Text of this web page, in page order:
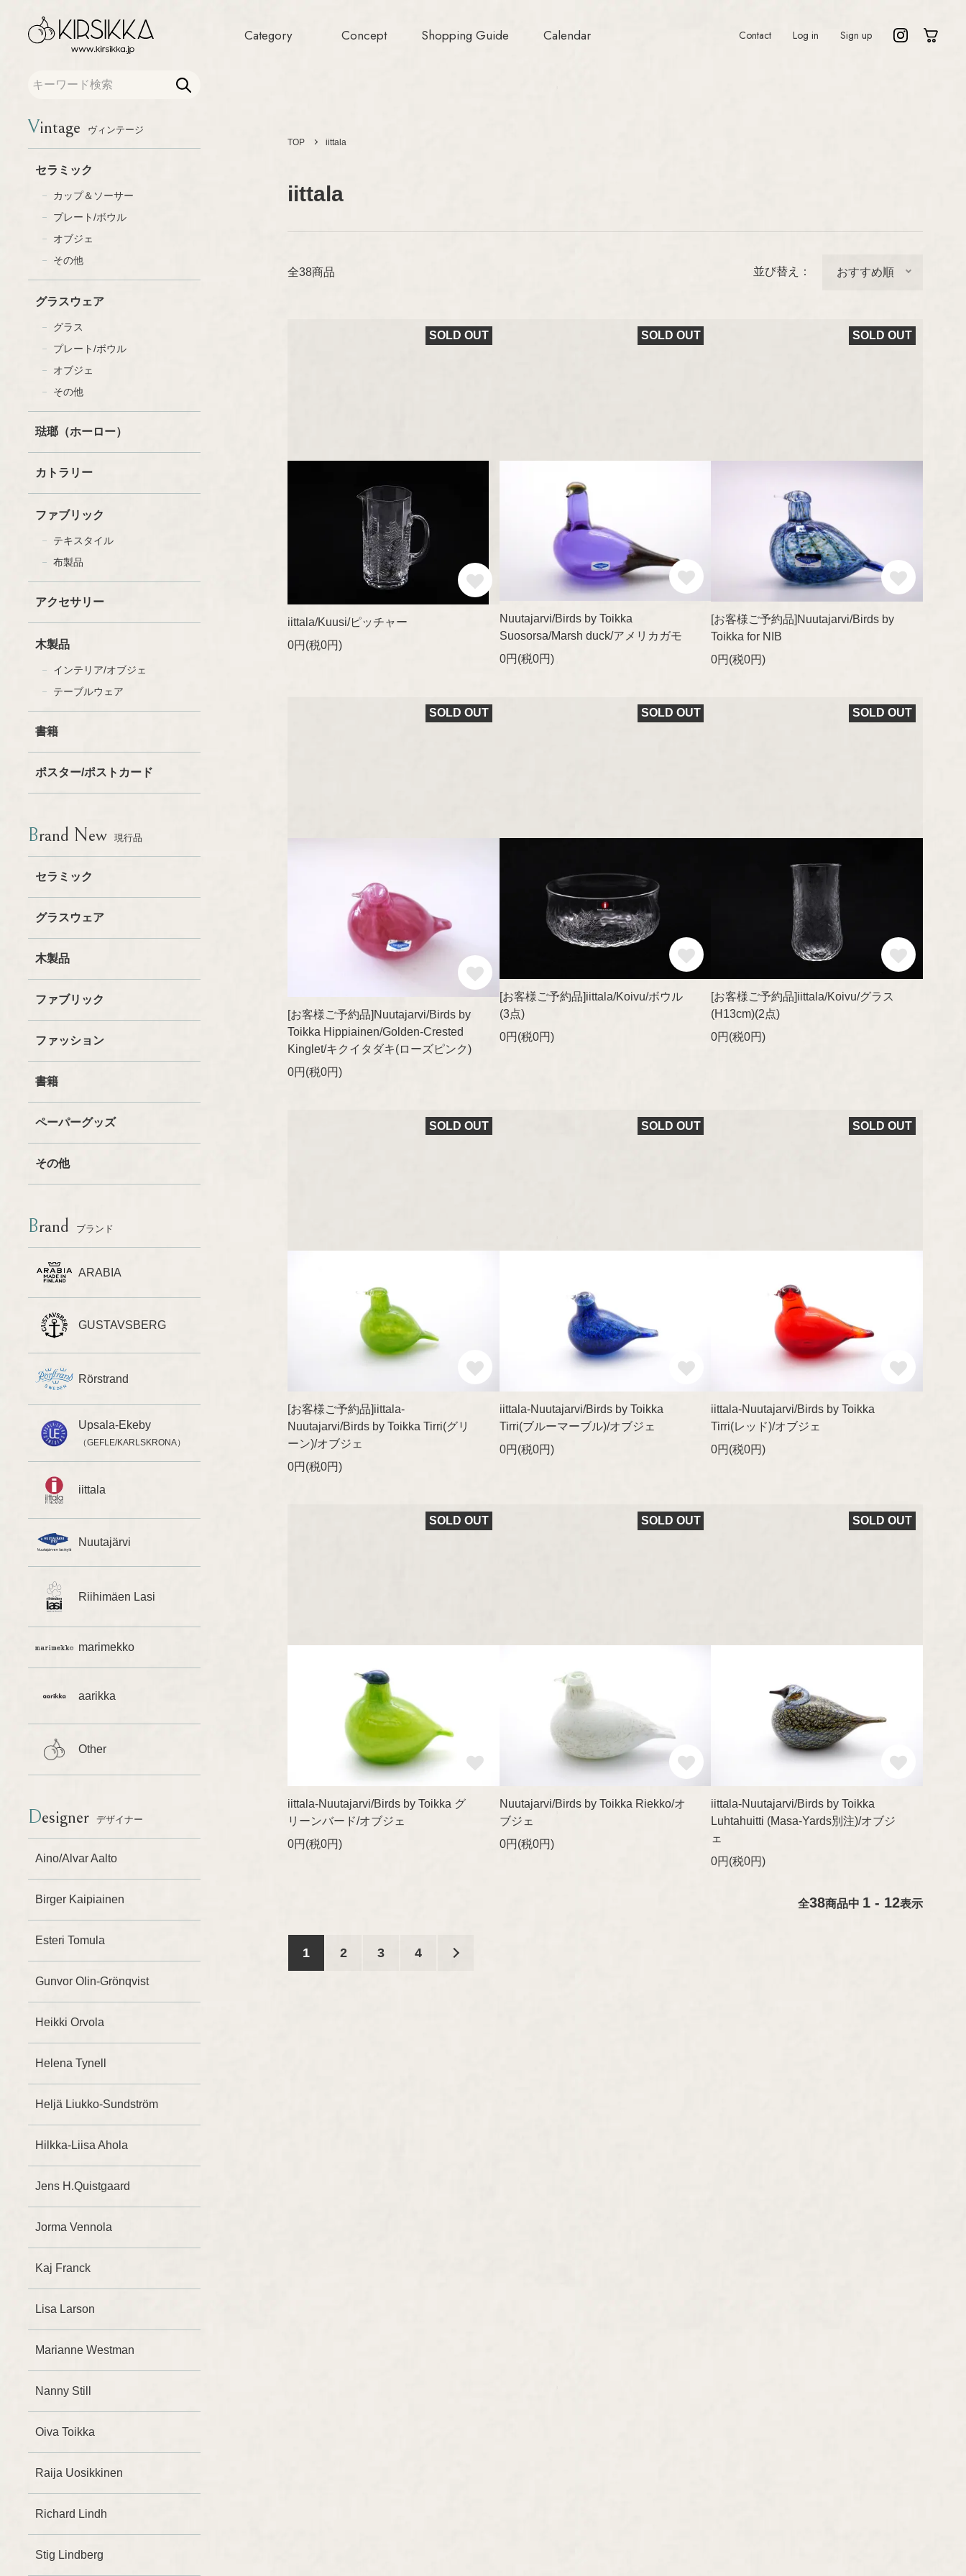
Category
カップ＆ソーサー
プレート/ボウル
オブジェ
グラス
プレート/ボウル
オブジェ
琺瑯（ホーロー）
テーブルウェア
セラミック
グラスウェア
木製品
（GEFLE/
marimekko
Sylvia Leuchovius
Concept Shopping Guide Calendar Contact Log in Sign up
Vintage ヴィンテージ
セラミック
カップ＆ソーサー
プレート/ボウル
オブジェ
その他
グラスウェア
グラス
プレート/ボウル
オブジェ
その他
琺瑯（ホーロー）
カトラリー
ファブリック
テキスタイル
布製品
アクセサリー
木製品
インテリア/オブジェ
テーブルウェア
書籍
ポスター/ポストカード
Brand New 現行品
セラミック
グラスウェア
木製品
ファブリック
ファッション
書籍
ペーパーグッズ
その他
Brand ブランド
ARABIA
GUSTAVSBERG
Rörstrand
Upsala-Ekeby
（GEFLE/KARLSKRONA）
iittala
Nuutajärvi
Riihimäen Lasi
marimekko
aarikka
Other
Designer デザイナー
Aino/Alvar Aalto
Birger Kaipiainen
Esteri Tomula
Gunvor Olin-Grönqvist
Heikki Orvola
Helena Tynell
Heljä Liukko-Sundström
Hilkka-Liisa Ahola
Jens H.Quistgaard
Jorma Vennola
Kaj Franck
Lisa Larson
Marianne Westman
Nanny Still
Oiva Toikka
Raija Uosikkinen
Richard Lindh
Stig Lindberg
TOP iittala
iittala
全38商品 並び替え：
SOLD OUT
iittala/Kuusi/ピッチャー
0円(税0円)
SOLD OUT
Nuutajarvi/Birds by Toikka
Suosorsa/Marsh duck/アメリカガモ
0円(税0円)
SOLD OUT
[お客様ご予約品]Nuutajarvi/Birds by
Toikka for NIB
0円(税0円)
SOLD OUT
[お客様ご予約品]Nuutajarvi/Birds by
Toikka Hippiainen/Golden-Crested
Kinglet/キクイタダキ(ローズピンク)
0円(税0円)
SOLD OUT
[お客様ご予約品]iittala/Koivu/ボウル
(3点)
0円(税0円)
SOLD OUT
[お客様ご予約品]iittala/Koivu/グラス
(H13cm)(2点)
0円(税0円)
SOLD OUT
[お客様ご予約品]iittala-
Nuutajarvi/Birds by Toikka Tirri(グリ
ーン)/オブジェ
0円(税0円)
SOLD OUT
iittala-Nuutajarvi/Birds by Toikka
Tirri(ブルーマーブル)/オブジェ
0円(税0円)
SOLD OUT
iittala-Nuutajarvi/Birds by Toikka
Tirri(レッド)/オブジェ
0円(税0円)
SOLD OUT
iittala-Nuutajarvi/Birds by Toikka グ
リーンバード/オブジェ
0円(税0円)
SOLD OUT
Nuutajarvi/Birds by Toikka Riekko/オ
ブジェ
0円(税0円)
SOLD OUT
iittala-Nuutajarvi/Birds by Toikka
Luhtahuitti (Masa-Yards別注)/オブジ
ェ
0円(税0円)
全38商品中 1 - 12表示
1 2 3 4